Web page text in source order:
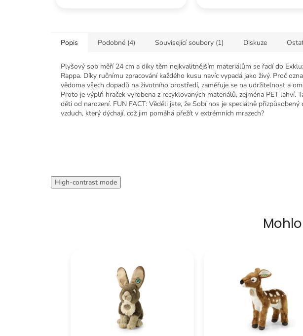
Popis Podobné (4) Související soubory (1) Diskuze
Plyšový sob měří 24 cm a díky těm nejkvalitnějším materiálům se řadí do
Rappa. Díky ručnímu zpracování každého kusu navíc vypadá jako živý. Proč
vědoma všech dopadů na životního prostředí, zaměřuje se na udržitelnost a
Proto je výplň hraček vyrobena z recyklovaných materiálů, zejména PET lahví.
děti od narození. FUN FACT: Věděli jste, že Sobí nos je speciálně
vzduch, který dýchají, což jim pomáhá přežít v extrémních mrazech?
High-contrast mode